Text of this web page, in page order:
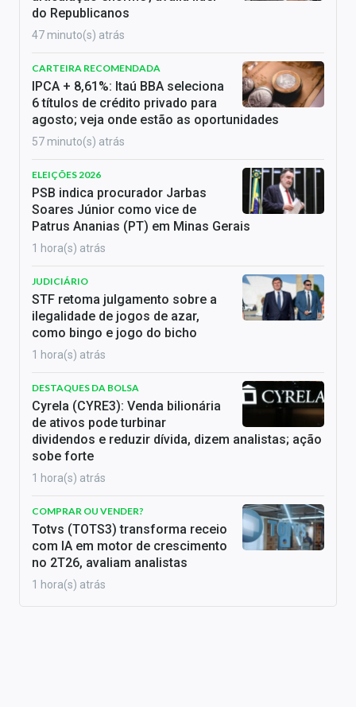
do Republicanos
47 minuto(s) atrás
CARTEIRA RECOMENDADA
IPCA + 8,61%: Itaú BBA seleciona
6 títulos de crédito privado para
agosto; veja onde estão as oportunidades
57 minuto(s) atrás
ELEIÇÕES 2026
PSB indica procurador Jarbas
Soares Júnior como vice de
Patrus Ananias (PT) em Minas Gerais
1 hora(s) atrás
JUDICIÁRIO
STF retoma julgamento sobre a
ilegalidade de jogos de azar,
como bingo e jogo do bicho
1 hora(s) atrás
DESTAQUES DA BOLSA
Cyrela (CYRE3): Venda bilionária
de ativos pode turbinar
dividendos e reduzir dívida, dizem analistas; ação
sobe forte
1 hora(s) atrás
COMPRAR OU VENDER?
Totvs (TOTS3) transforma receio
com IA em motor de crescimento
no 2T26, avaliam analistas
1 hora(s) atrás